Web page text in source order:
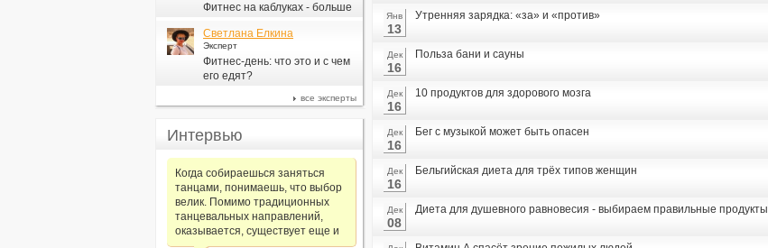
Янв
13
Утренняя зарядка: «за» и «против»
Дек
16
Польза бани и сауны
Дек
16
10 продуктов для здорового мозга
Дек
16
Бег с музыкой может быть опасен
Дек
16
Бельгийская диета для трёх типов женщин
Дек
08
Диета для душевного равновесия - выбираем правильные продукты
Фитнес на каблуках - больше
Светлана Елкина
Эксперт
Фитнес-день: что это и с чем
его едят?
все эксперты
Интервью
Когда собираешься заняться
танцами, понимаешь, что выбор
велик. Помимо традиционных
танцевальных направлений,
оказывается, существует еще и